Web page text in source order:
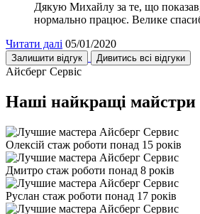
Дякую Михайлу за те, що
нормально працює. Велике
Читати далі 05/01/2020
Залишити відгук Дивитись всі відгуки
Айсберг Сервіс
Наші найкращі майстри
Олексій стаж роботи понад 15 років
Дмитро стаж роботи понад 8 років
Руслан стаж роботи понад 17 років